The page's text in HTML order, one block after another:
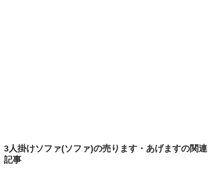
3人掛けソファ(ソファ)の売ります・あげますの関連
記事